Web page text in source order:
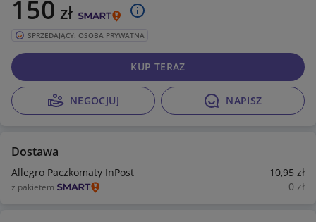
150 zł
SPRZEDAJĄCY: OSOBA PRYWATNA
NEGOCJUJ NAPISZ
KUP TERAZ
Dostawa
Allegro Paczkomaty InPost 10,95 zł
z pakietem 0 zł